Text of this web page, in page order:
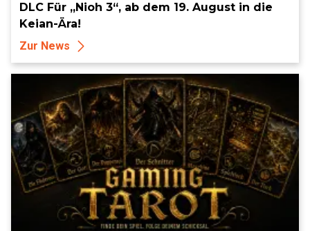
DLC Für „Nioh 3“, ab dem 19. August in die
Keian-Ära!
Zur News